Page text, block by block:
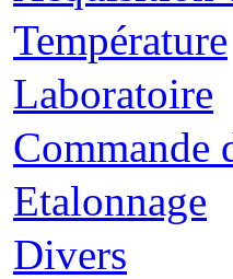
Température
Laboratoire
Commande
Etalonnage
Divers